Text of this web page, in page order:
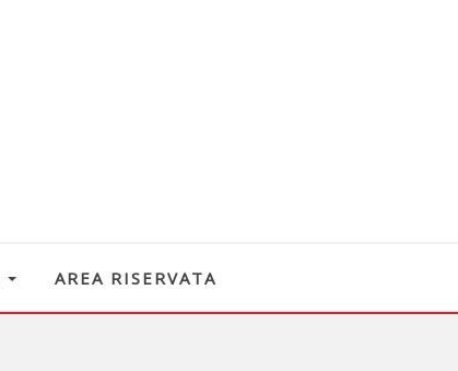
AREA RISERVATA